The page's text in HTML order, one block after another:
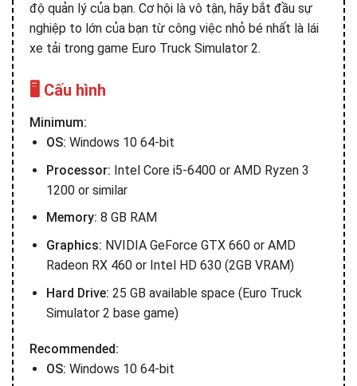
độ quản lý của bạn. Cơ hội là vô tận, hãy bắt đầu sự
nghiệp to lớn của bạn từ công việc nhỏ bé nhất là lái
xe tải trong game Euro Truck Simulator 2.
🖥️ Cấu hình
Minimum:
OS: Windows 10 64-bit
Processor: Intel Core i5-6400 or AMD Ryzen 3
1200 or similar
Memory: 8 GB RAM
Graphics: NVIDIA GeForce GTX 660 or AMD
Radeon RX 460 or Intel HD 630 (2GB VRAM)
Hard Drive: 25 GB available space (Euro Truck
Simulator 2 base game)
Recommended:
OS: Windows 10 64-bit